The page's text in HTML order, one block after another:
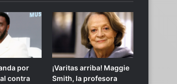
por
contra
¡Varitas arriba! Maggie
Smith, la profesora